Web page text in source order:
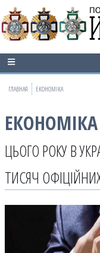
ГЛАВНАЯ ЕКОНОМІКА
ЕКОНОМІКА
ЦЬОГО РОКУ В
ТИСЯЧ